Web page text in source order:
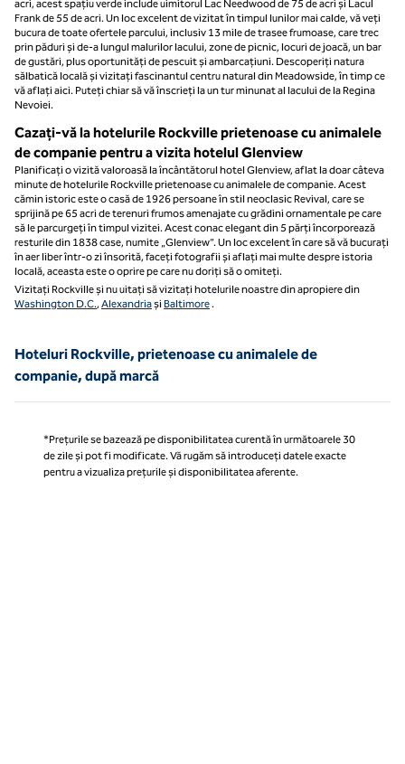
acri, acest spațiu verde include uimitorul Lac Needwood de 75 de acri și Lacul
Frank de 55 de acri. Un loc excelent de vizitat în timpul lunilor mai calde, vă veți
bucura de toate ofertele parcului, inclusiv 13 mile de trasee frumoase, care trec
prin păduri și de-a lungul malurilor lacului, zone de picnic, locuri de joacă, un bar
de gustări, plus oportunități de pescuit și ambarcațiuni. Descoperiți natura
sălbatică locală și vizitați fascinantul centru natural din Meadowside, în timp ce
vă aflați aici. Puteți chiar să vă înscrieți la un tur minunat al lacului de la Regina
Nevoiei.
Cazați-vă la hotelurile Rockville prietenoase cu animalele
de companie pentru a vizita hotelul Glenview
Planificați o vizită valoroasă la încântătorul hotel Glenview, aflat la doar câteva
minute de hotelurile Rockville prietenoase cu animalele de companie. Acest
cămin istoric este o casă de 1926 persoane în stil neoclasic Revival, care se
sprijină pe 65 acri de terenuri frumos amenajate cu grădini ornamentale pe care
să le parcurgeți în timpul vizitei. Acest conac elegant din 5 părți încorporează
resturile din 1838 case, numite „Glenview”. Un loc excelent în care să vă bucurați
în aer liber într-o zi însorită, faceți fotografii și aflați mai multe despre istoria
locală, aceasta este o oprire pe care nu doriți să o omiteți.
Vizitați Rockville și nu uitați să vizitați hotelurile noastre din apropiere din
Washington D.C., Alexandriași Baltimore.
Hoteluri Rockville, prietenoase cu animalele de
companie, după marcă
*Prețurile se bazează pe disponibilitatea curentă în următoarele 30
de zile și pot fi modificate. Vă rugăm să introduceți datele exacte
pentru a vizualiza prețurile și disponibilitatea aferente.